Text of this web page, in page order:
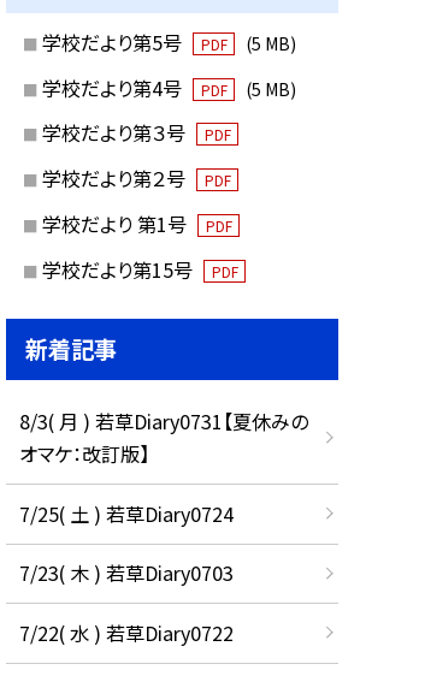
学校だより第5号 PDF (5 MB)
学校だより第4号 PDF (5 MB)
学校だより第３号 PDF
学校だより第２号 PDF
学校だより 第1号 PDF
学校だより第15号 PDF
新着記事
8/3( 月 ) 若草Diary0731【夏休みの
オマケ：改訂版】
7/25( 土 ) 若草Diary0724
7/23( 木 ) 若草Diary0703
7/22( 水 ) 若草Diary0722